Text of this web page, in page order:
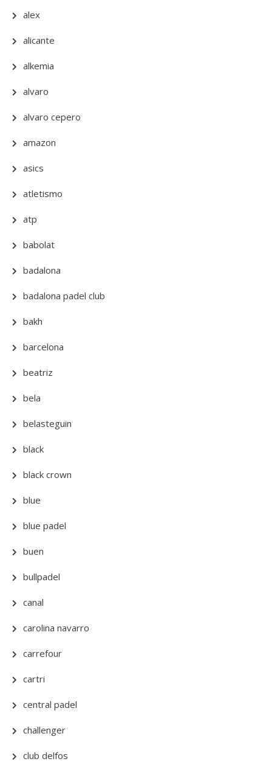
alex
alicante
alkemia
alvaro
alvaro cepero
amazon
asics
atletismo
atp
babolat
badalona
badalona padel club
bakh
barcelona
beatriz
bela
belasteguin
black
black crown
blue
blue padel
buen
bullpadel
canal
carolina navarro
carrefour
cartri
central padel
challenger
club delfos